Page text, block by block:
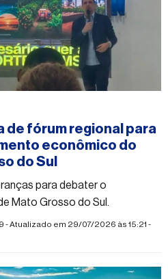
de fórum regional para
econômico do
do Sul
para debater o
Mato Grosso do Sul.
- Atualizado em 29/07/2026 às 15:21 -